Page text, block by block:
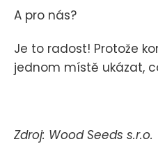
A pro nás?
Je to radost! Protože
jednom místě ukázat,
Zdroj: Wood Seeds s.r.o.